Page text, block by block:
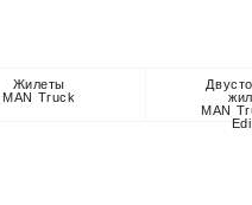
Жилеты
MAN Truck
MAN